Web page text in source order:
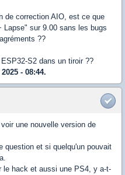
de correction AIO, est ce que
sur 9.00 sans les bugs
??
S2 dans un tiroir ??
- 08:44.
une nouvelle version de
question et si quelqu'un pouvait
le hack et aussi une PS4, y a-t-